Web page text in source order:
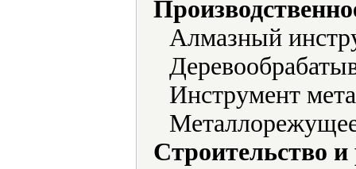
Алмазный
Инструмент
Строительство